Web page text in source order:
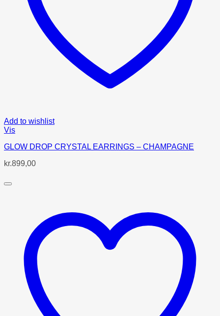
Add to wishlist
Vis
GLOW DROP CRYSTAL EARRINGS – CHAMPAGNE
kr.899,00